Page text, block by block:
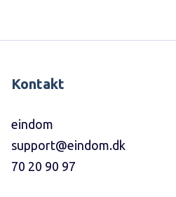
Kontakt
eindom
support@eindom.dk
70 20 90 97